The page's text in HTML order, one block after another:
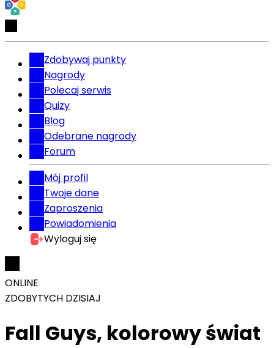
Zdobywaj punkty
Nagrody
Polecaj serwis
Quizy
Blog
Odebrane nagrody
Forum
Mój profil
Twoje dane
Zaproszenia
Powiadomienia
Wyloguj się
ONLINE
ZDOBYTYCH DZISIAJ
Fall Guys, kolorowy świat